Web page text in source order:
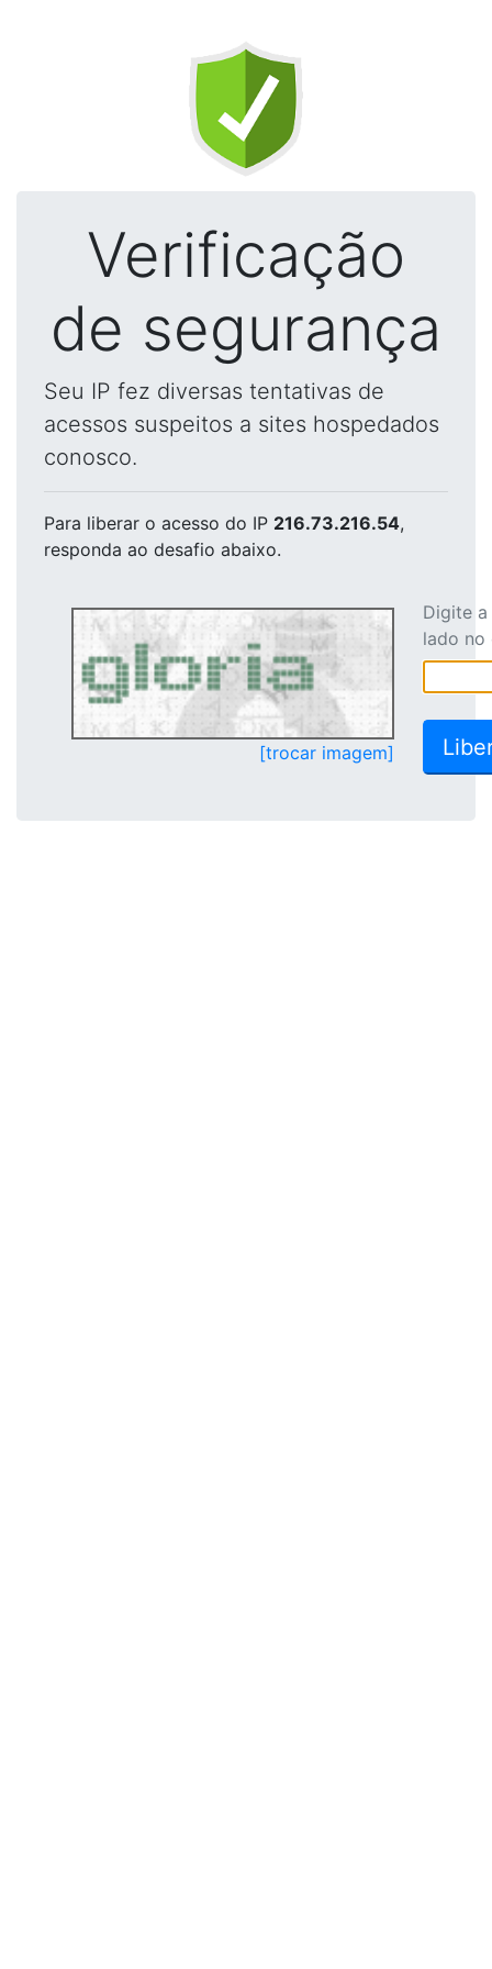
Verificação
de segurança
Seu IP fez diversas tentativas de
acessos suspeitos a sites hospedados
conosco.
Para liberar o acesso do IP 216.73.216.54,
responda ao desafio abaixo.
[trocar imagem]
Digite
lado no